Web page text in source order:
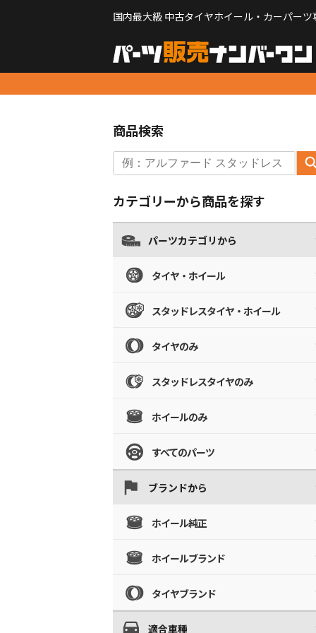
国内最大級 中古タイヤホイール・カーパーツ
商品検索
カテゴリーから商品を探す
パーツカテゴリから
タイヤ・ホイール
スタッドレスタイヤ・ホイール
タイヤのみ
スタッドレスタイヤのみ
ホイールのみ
すべてのパーツ
ブランドから
ホイール純正
ホイールブランド
タイヤブランド
適合車種